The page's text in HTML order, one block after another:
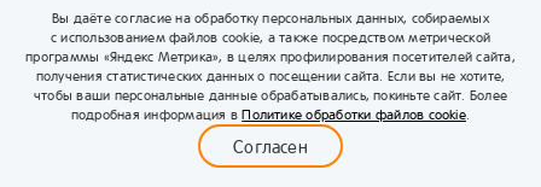
Бейбимания Каталог
0
кефира, благоприятно влияет на пищеварение
малыша, сбалансированное содержание белка для
ещё не созревшего организма, содержит витамины
Подробности:
НАН кисломолочный для нас не просто смесь, а
прекрасная замена кефира. Творог ребёнок ест с
удовольствием, а вот кефир не признает. Однако
Вы даёте согласие на обработку персональных данных, собираемых
с использованием файлов cookie, а также посредством метрической
программы «Яндекс Метрика», в целях профилирования посетителей сайта,
получения статистических данных о посещении сайта. Если вы не хотите,
чтобы ваши персональные данные обрабатывались, покиньте сайт. Более
подробная информация вПолитике обработки файлов cookie.
Согласен